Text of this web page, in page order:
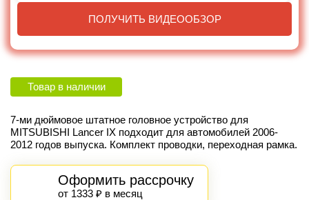
ПОЛУЧИТЬ ВИДЕООБЗОР
Товар в наличии
7-ми дюймовое штатное головное устройство для
MITSUBISHI Lancer IX подходит для автомобилей 2006-
2012 годов выпуска. Комплект проводки, переходная рамка.
Оформить рассрочку
от 1333 ₽ в месяц